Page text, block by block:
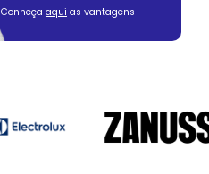
Conheça aqui as vantagens